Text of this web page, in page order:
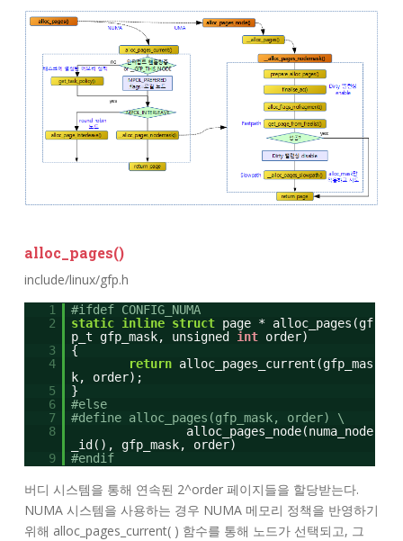
alloc_pages()
include/linux/gfp.h
1
#ifdef CONFIG_NUMA
2
static inline struct page * alloc_pages(gf
p_t gfp_mask, unsigned int order)
3
{
4
return alloc_pages_current(gfp_mas
k, order);
5
}
6
#else
7
#define alloc_pages(gfp_mask, order) \
8
alloc_pages_node(numa_node
_id(), gfp_mask, order)
9
#endif
버디 시스템을 통해 연속된 2^order 페이지들을 할당받는다.
NUMA 시스템을 사용하는 경우 NUMA 메모리 정책을 반영하기
위해 alloc_pages_current( ) 함수를 통해 노드가 선택되고, 그